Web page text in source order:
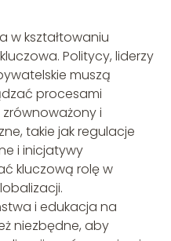
w kształtowaniu
Politycy, liderzy
muszą
procesami
i
takie jak regulacje
i inicjatywy
kluczową rolę w
i edukacja na
niezbędne, aby